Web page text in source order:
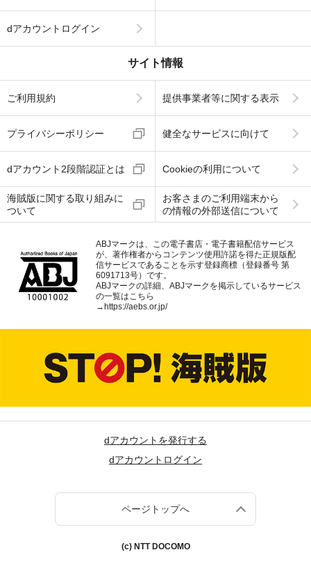
dアカウントログイン
サイト情報
ご利用規約 提供事業者等に関する表示
プライバシーポリシー 健全なサービスに向けて
dアカウント2段階認証とは Cookieの利用について
海賊版に関する取り組みに
ついて
お客さまのご利用端末から
の情報の外部送信について
ABJマークは、この電子書店・電子書籍配信サービス
が、著作権者からコンテンツ使用許諾を得た正規版配
信サービスであることを示す登録商標（登録番号 第
6091713号）です。
ABJマークの詳細、ABJマークを掲示しているサービス
の一覧はこちら
→ https://aebs.or.jp/
dアカウントを発行する
dアカウントログイン
ページトップへ
(c) NTT DOCOMO